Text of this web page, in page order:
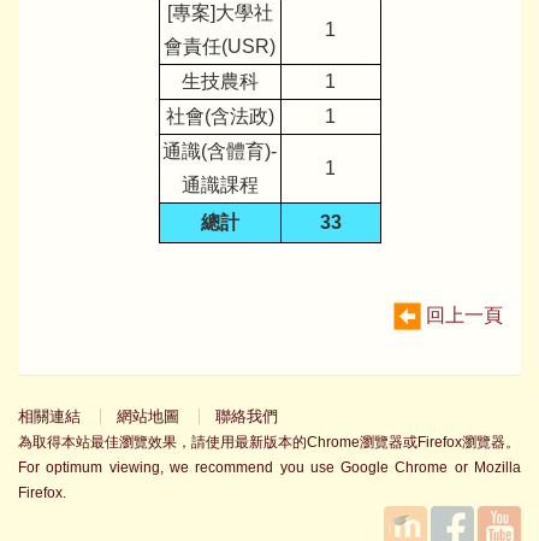
[專案]大學社
會責任(USR)
1
生技農科
1
社會(含法政)
1
通識(含體育)-
通識課程
1
總計 33
回上一頁
相關連結 網站地圖 聯絡我們
為取得本站最佳瀏覽效果，請使用最新版本的Chrome瀏覽器或Firefox瀏覽器。
For optimum viewing, we recommend you use Google Chrome or Mozilla
Firefox.